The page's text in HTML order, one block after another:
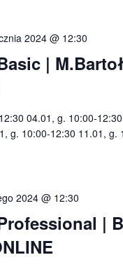
|
2024 @ 12:30
04.01, g. 10:00-
g. 10:00-12:30 11.01,
|
2024 @ 12:30